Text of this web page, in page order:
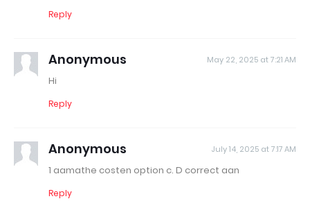
Reply
Anonymous May 22, 2025 at 7:21 AM
Hi
Reply
Anonymous July 14, 2025 at 7:17 AM
1 aamathe costen option c. D correct aan
Reply